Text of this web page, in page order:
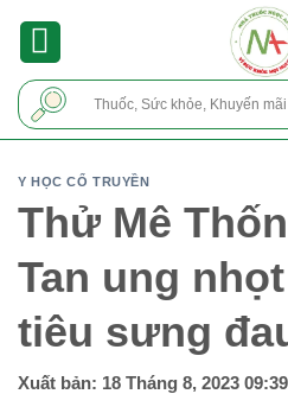
Y HỌC CỔ TRUYỀN
Thử Mê
Tan ung
tiêu sưng
Xuất bản: 18 Tháng 8, 2023